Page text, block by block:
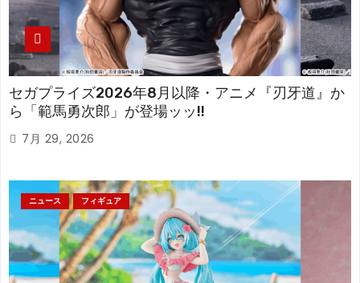
セガプライズ2026年8月以降・アニメ『刃牙道』か
ら「範馬勇次郎」が登場ッッ!!
7月 29, 2026
ニュース フィギュア